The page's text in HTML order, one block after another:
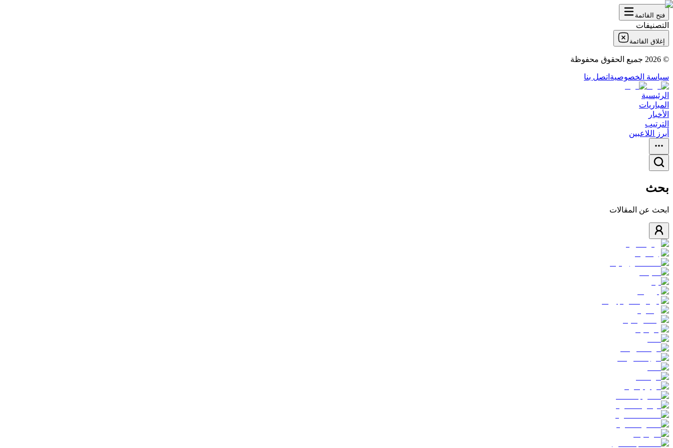
فتح القائمة
التصنيفات
إغلاق القائمة
©
2026 جميع الحقوق محفوظة
سياسة الخصوصية اتصل بنا
الرئيسية
المباريات
الأخبار
الترتيب
أبرز اللاعبين
بحث
ابحث عن المقالات